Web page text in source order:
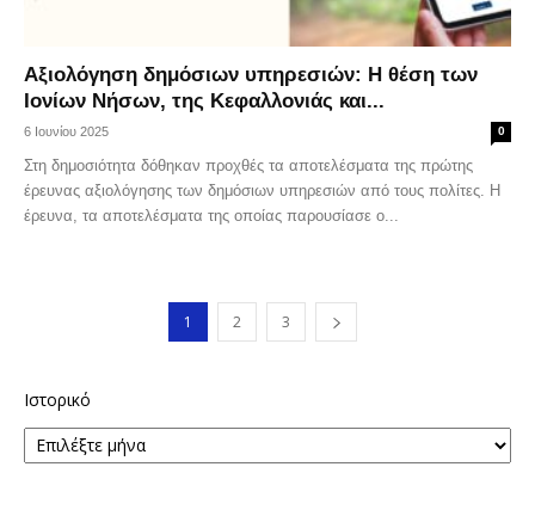
Αξιολόγηση δημόσιων υπηρεσιών: Η θέση των
Ιονίων Νήσων, της Κεφαλλονιάς και...
6 Ιουνίου 2025 0
Στη δημοσιότητα δόθηκαν προχθές τα αποτελέσματα της πρώτης
έρευνας αξιολόγησης των δημόσιων υπηρεσιών από τους πολίτες. Η
έρευνα, τα αποτελέσματα της οποίας παρουσίασε ο...
1 2 3
Ιστορικό